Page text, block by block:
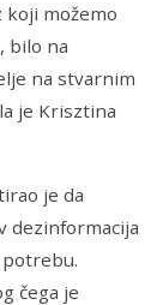
koji možemo
bilo na
na stvarnim
je Krisztina
je da
dezinformacija
čega je